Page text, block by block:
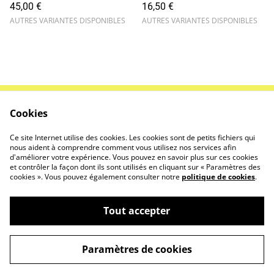
45,00 €
AUTRES VARIANTES DISPONIBLES
16,50 €
AUTRES VARIANTES DISPONIBLES
Politique de
confidentialité
Politique de cookies
©2026Nikki Pouch
powered by
Cookies
Ce site Internet utilise des cookies. Les cookies sont de petits fichiers qui
nous aident à comprendre comment vous utilisez nos services afin
d'améliorer votre expérience. Vous pouvez en savoir plus sur ces cookies
et contrôler la façon dont ils sont utilisés en cliquant sur « Paramètres des
cookies ». Vous pouvez également consulter notre politique de cookies.
Tout accepter
Paramètres de cookies